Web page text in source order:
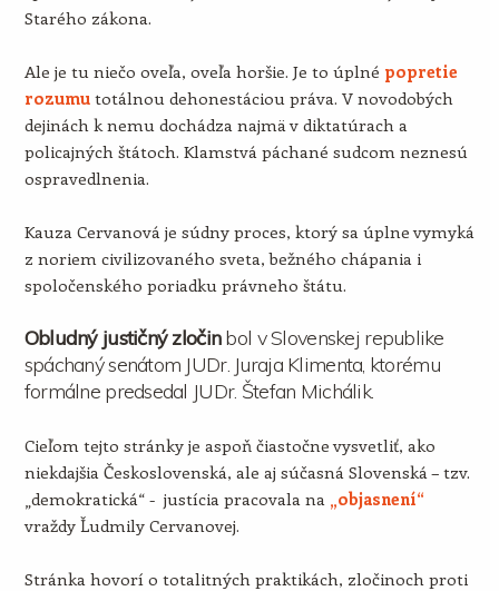
Starého zákona.
Ale je tu niečo oveľa, oveľa horšie. Je to úplné popretie
rozumutotálnou dehonestáciou práva. V novodobých
dejinách k nemu dochádza najmä v diktatúrach a
policajných štátoch. Klamstvá páchané sudcom neznesú
ospravedlnenia.
Kauza Cervanová je súdny proces, ktorý sa úplne vymyká
z noriem civilizovaného sveta, bežného chápania i
spoločenského poriadku právneho štátu.
Obludný justičný zločinbol v Slovenskej republike
spáchaný senátom JUDr. Juraja Klimenta, ktorému
formálne predsedal JUDr. Štefan Michálik.
Cieľom tejto stránky je aspoň čiastočne vysvetliť, ako
niekdajšia Československá, ale aj súčasná Slovenská – tzv.
„demokratická“ - justícia pracovala na „objasnení“
vraždy Ľudmily Cervanovej.
Stránka hovorí o totalitných praktikách, zločinoch proti